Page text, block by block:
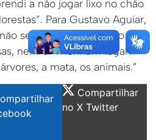
a não jogar lixo no chão
Para Gustavo Aguiar,
se pode colocar fogo na
nem em nenhum lugar.
a mata, os animais.”
Compartilhar
no X Twitter